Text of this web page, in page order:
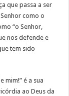
que passa a ser
como o
“o Senhor,
nos defende e
tem sido
mim!” é a sua
ao Deus da